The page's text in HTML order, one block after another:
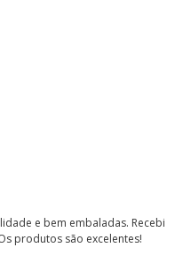
e bem embaladas. Recebi
produtos são excelentes!